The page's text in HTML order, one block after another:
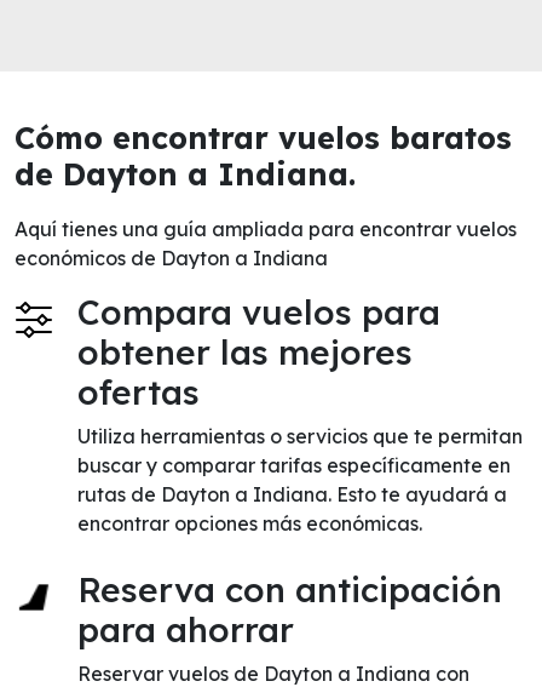
Cómo encontrar vuelos baratos
de Dayton a Indiana.
Aquí tienes una guía ampliada para encontrar vuelos
económicos de Dayton a Indiana
Compara vuelos para
obtener las mejores
ofertas
Utiliza herramientas o servicios que te permitan
buscar y comparar tarifas específicamente en
rutas de Dayton a Indiana. Esto te ayudará a
encontrar opciones más económicas.
Reserva con anticipación
para ahorrar
Reservar vuelos de Dayton a Indiana con